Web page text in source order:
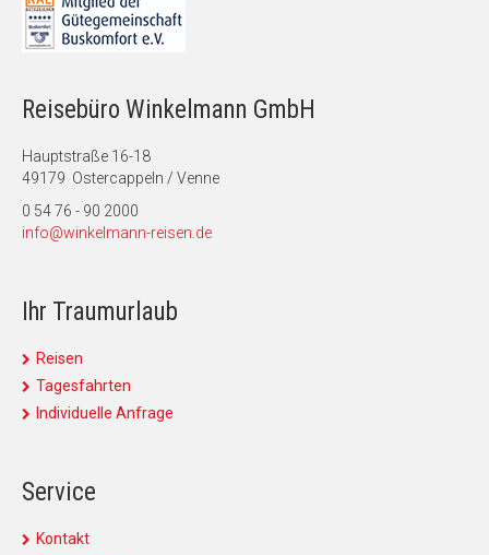
Reisebüro Winkelmann GmbH
Hauptstraße 16-18
49179 Ostercappeln / Venne
0 54 76 - 90 2000
info@winkelmann-reisen.de
Ihr Traumurlaub
Reisen
Tagesfahrten
Individuelle Anfrage
Service
Kontakt